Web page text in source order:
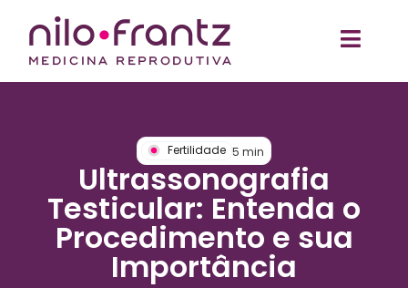
Fertilidade 5 min
Ultrassonografia
Testicular: Entenda o
Procedimento e sua
Importância